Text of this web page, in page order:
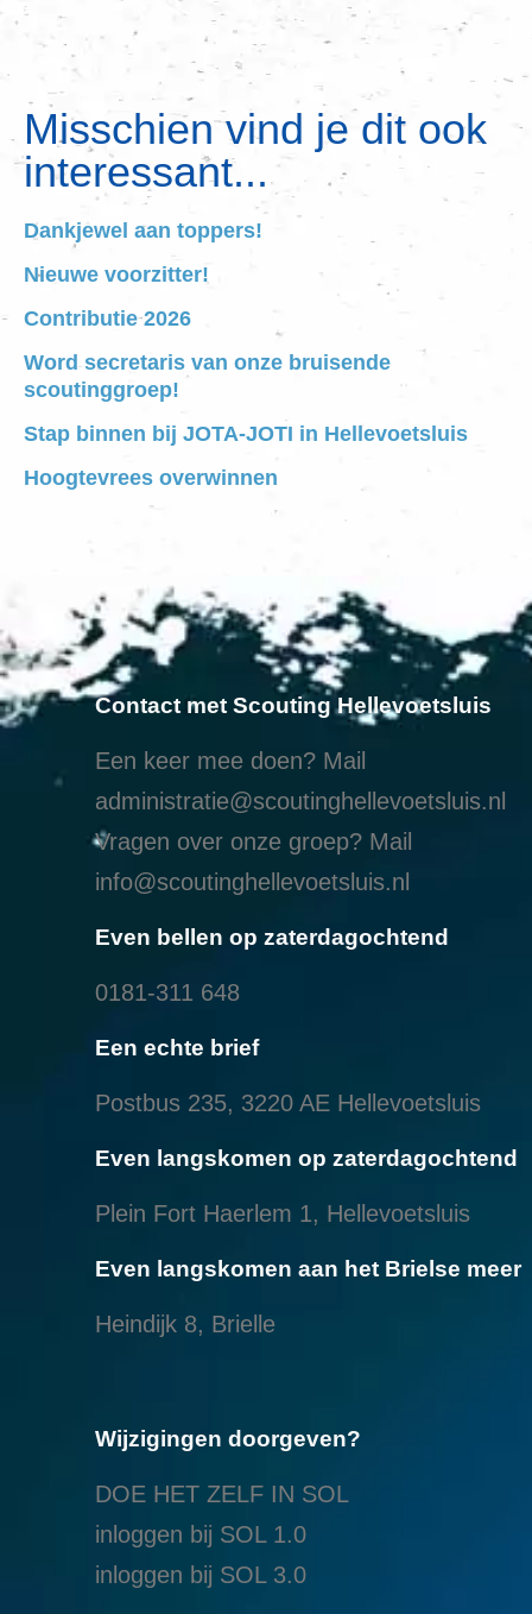
Misschien vind je dit ook
interessant...
Dankjewel aan toppers!
Nieuwe voorzitter!
Contributie 2026
Word secretaris van onze bruisende
scoutinggroep!
Stap binnen bij JOTA-JOTI in Hellevoetsluis
Hoogtevrees overwinnen
Contact met Scouting Hellevoetsluis
Een keer mee doen? Mail
administratie@scoutinghellevoetsluis.nl
Vragen over onze groep? Mail
info@scoutinghellevoetsluis.nl
Even bellen op zaterdagochtend
0181-311 648
Een echte brief
Postbus 235, 3220 AE Hellevoetsluis
Even langskomen op zaterdagochtend
Plein Fort Haerlem 1, Hellevoetsluis
Even langskomen aan het Brielse meer
Heindijk 8, Brielle
Wijzigingen doorgeven?
DOE HET ZELF IN SOL
inloggen bij SOL 1.0
inloggen bij SOL 3.0